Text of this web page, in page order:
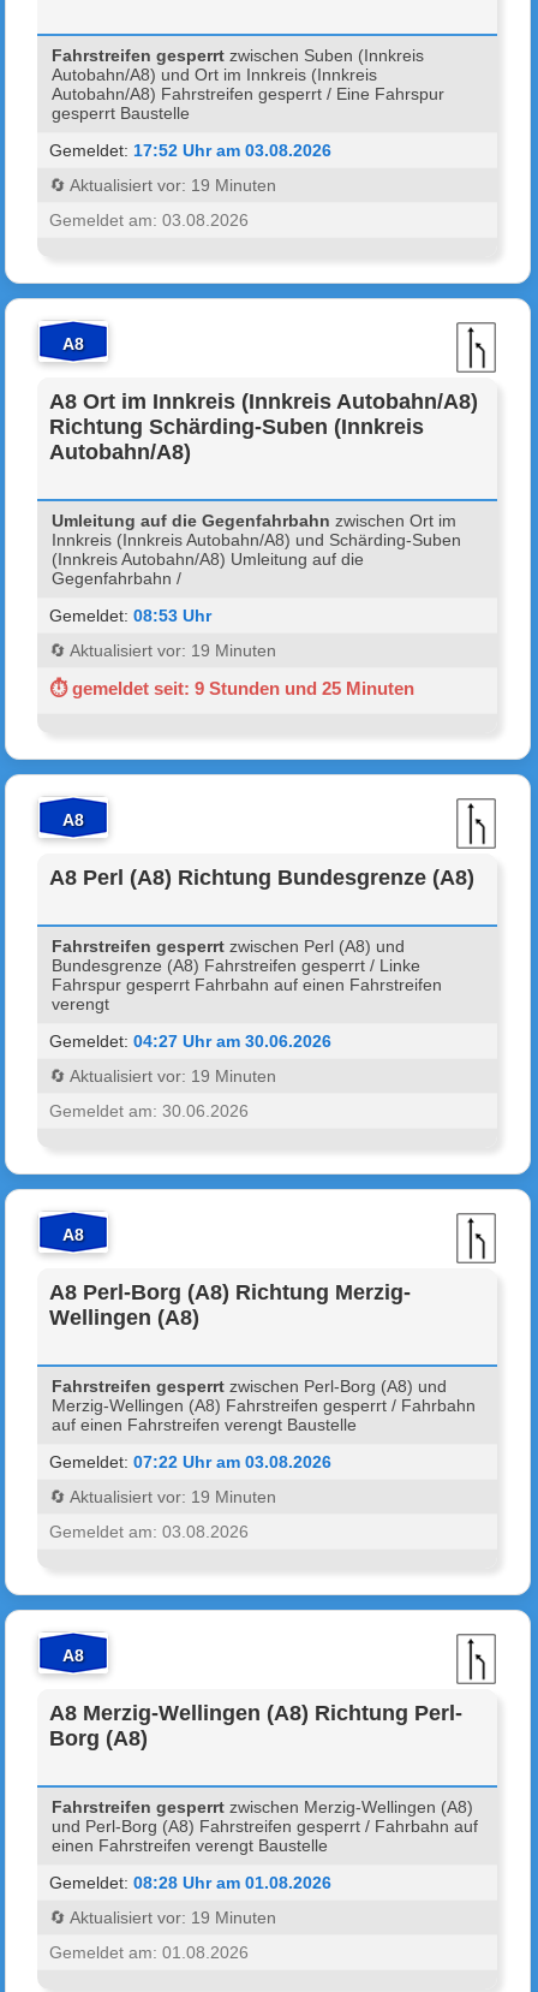
Fahrstreifen gesperrt zwischen Suben (Innkreis
Autobahn/A8) und Ort im Innkreis (Innkreis
Autobahn/A8) Fahrstreifen gesperrt / Eine Fahrspur
gesperrt Baustelle
Gemeldet: 17:52 Uhr am 03.08.2026
🔄 Aktualisiert vor: 19 Minuten
Gemeldet am: 03.08.2026
A8
A8 Ort im Innkreis (Innkreis Autobahn/A8)
Richtung Schärding-Suben (Innkreis
Autobahn/A8)
Umleitung auf die Gegenfahrbahn zwischen Ort im
Innkreis (Innkreis Autobahn/A8) und Schärding-Suben
(Innkreis Autobahn/A8) Umleitung auf die
Gegenfahrbahn /
Gemeldet:08:53 Uhr
🔄 Aktualisiert vor: 19 Minuten
⏱ gemeldet seit: 9 Stunden und 25 Minuten
A8
A8 Perl (A8) Richtung Bundesgrenze (A8)
Fahrstreifen gesperrt zwischen Perl (A8) und
Bundesgrenze (A8) Fahrstreifen gesperrt / Linke
Fahrspur gesperrt Fahrbahn auf einen Fahrstreifen
verengt
Gemeldet:04:27 Uhr am 30.06.2026
🔄 Aktualisiert vor: 19 Minuten
Gemeldet am: 30.06.2026
A8
A8 Perl-Borg (A8) Richtung Merzig-
Wellingen (A8)
Fahrstreifen gesperrt zwischen Perl-Borg (A8) und
Merzig-Wellingen (A8) Fahrstreifen gesperrt / Fahrbahn
auf einen Fahrstreifen verengt Baustelle
Gemeldet:07:22 Uhr am 03.08.2026
🔄 Aktualisiert vor: 19 Minuten
Gemeldet am: 03.08.2026
A8
A8 Merzig-Wellingen (A8) Richtung Perl-
Borg (A8)
Fahrstreifen gesperrt zwischen Merzig-Wellingen (A8)
und Perl-Borg (A8) Fahrstreifen gesperrt / Fahrbahn auf
einen Fahrstreifen verengt Baustelle
Gemeldet:08:28 Uhr am 01.08.2026
🔄 Aktualisiert vor: 19 Minuten
Gemeldet am: 01.08.2026